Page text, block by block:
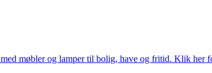
møbler og lamper til bolig, have og fritid. Klik her